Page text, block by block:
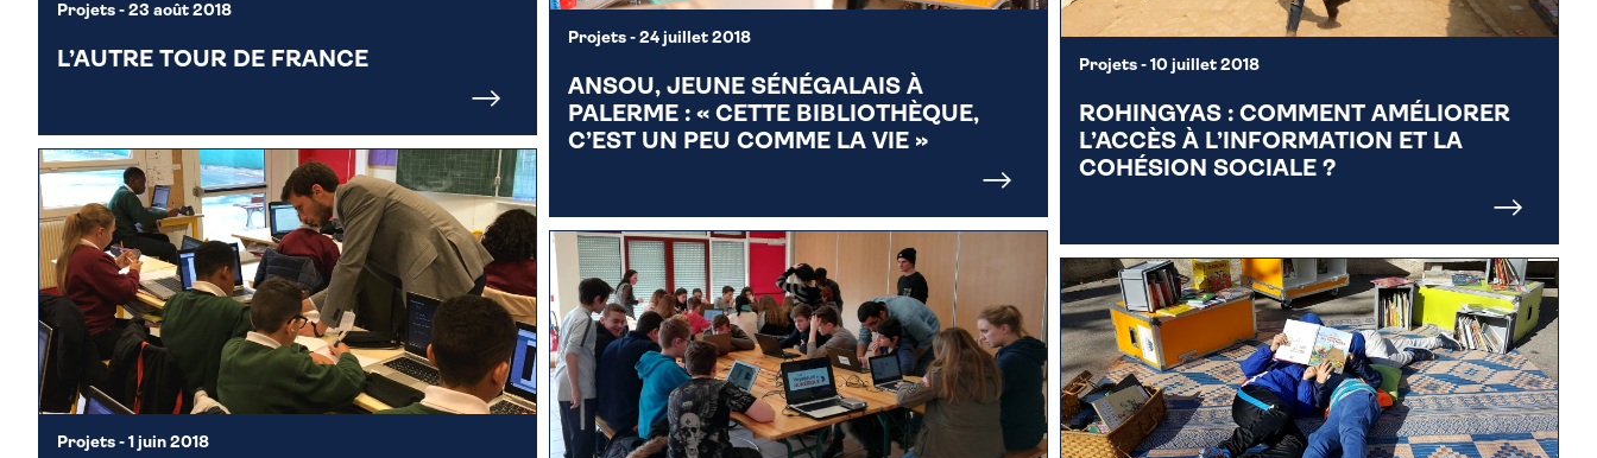
Projets - 23 août 2018
L’AUTRE TOUR DE FRANCE
Projets - 24 juillet 2018
ANSOU, JEUNE SÉNÉGALAIS À
PALERME : « CETTE BIBLIOTHÈQUE,
C’EST UN PEU COMME LA VIE »
Projets - 10 juillet 2018
ROHINGYAS : COMMENT AMÉLIORER
L’ACCÈS À L’INFORMATION ET LA
COHÉSION SOCIALE ?
Projets - 1 juin 2018